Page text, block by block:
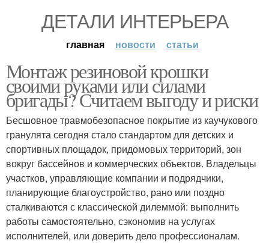
ДЕТАЛИ ИНТЕРЬЕРА
главная новости статьи
Монтаж резиновой крошки
своими руками или силами
бригады? Считаем выгоду и риски
Бесшовное травмобезопасное покрытие из каучукового
гранулята сегодня стало стандартом для детских и
спортивных площадок, придомовых территорий, зон
вокруг бассейнов и коммерческих объектов. Владельцы
участков, управляющие компании и подрядчики,
планирующие благоустройство, рано или поздно
сталкиваются с классической дилеммой: выполнить
работы самостоятельно, сэкономив на услугах
исполнителей, или доверить дело профессионалам.